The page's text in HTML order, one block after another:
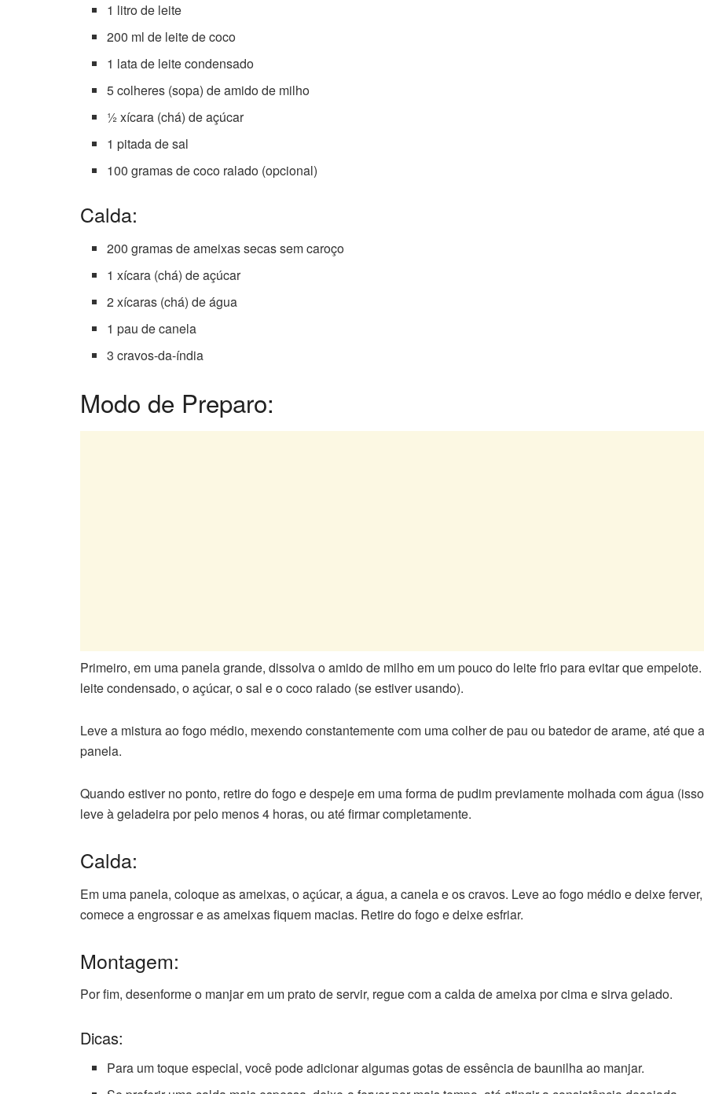
1 litro de leite
200 ml de leite de coco
1 lata de leite condensado
5 colheres (sopa) de amido de milho
½ xícara (chá) de açúcar
1 pitada de sal
100 gramas de coco ralado (opcional)
Calda:
200 gramas de ameixas secas sem caroço
1 xícara (chá) de açúcar
2 xícaras (chá) de água
1 pau de canela
3 cravos-da-índia
Modo de Preparo:
Primeiro, em uma panela grande, dissolva o amido de milho em um pouco do leite frio para evitar que
leite condensado, o açúcar, o sal e o coco ralado (se estiver usando).
Leve a mistura ao fogo médio, mexendo constantemente com uma colher de pau ou batedor de arame, até
panela.
Quando estiver no ponto, retire do fogo e despeje em uma forma de pudim previamente molhada com água
leve à geladeira por pelo menos 4 horas, ou até firmar completamente.
Calda:
Em uma panela, coloque as ameixas, o açúcar, a água, a canela e os cravos. Leve ao fogo médio e deixe
comece a engrossar e as ameixas fiquem macias. Retire do fogo e deixe esfriar.
Montagem:
Por fim, desenforme o manjar em um prato de servir, regue com a calda de ameixa por cima e sirva gelado.
Dicas:
Para um toque especial, você pode adicionar algumas gotas de essência de baunilha ao manjar.